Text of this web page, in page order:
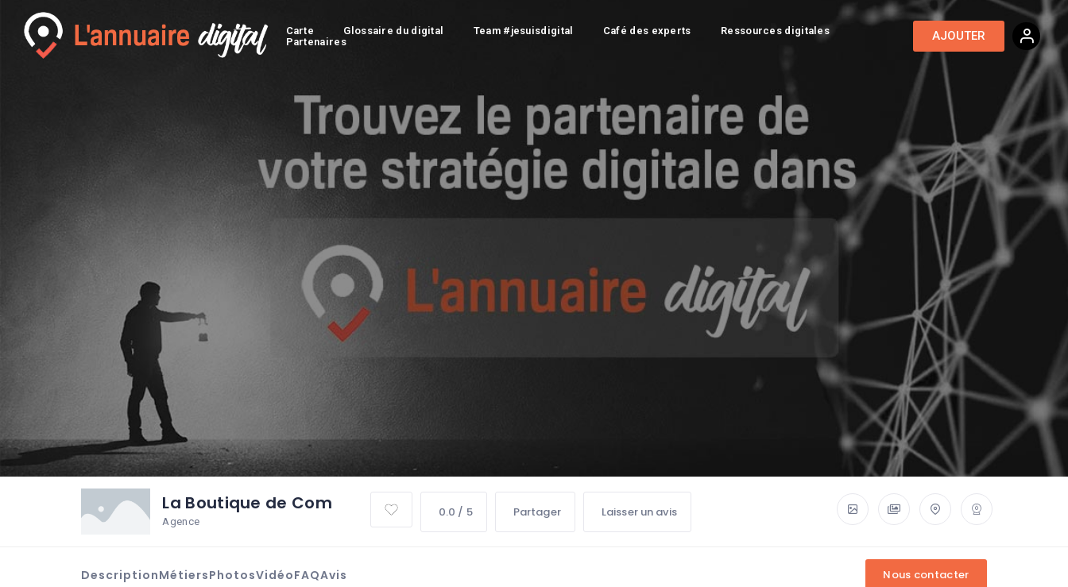
Carte Glossaire du digital Team #jesuisdigital Café des experts
Ressources digitales
Partenaires
AJOUTER
La Boutique de Com
Agence
0.0 / 5 Partager Laisser un avis
DescriptionMétiersPhotosVidéoFAQAvis